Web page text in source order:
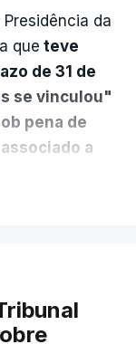
da
que teve
de 31 de
se vinculou"
pena de
a